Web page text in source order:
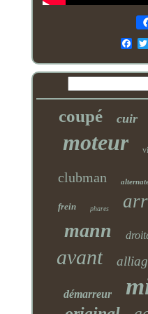
coupé cuir
moteur
clubman
frein phares
mann
avant
démarreur